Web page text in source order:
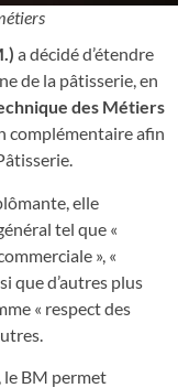
a décidé d’étendre
de la pâtisserie, en
des Métiers
complémentaire afin
elle
tel que «
», «
que d’autres plus
« respect des
le BM permet